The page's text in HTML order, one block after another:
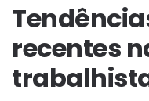
recentes